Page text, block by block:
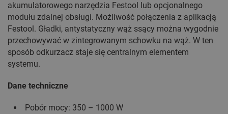
akumulatorowego narzędzia Festool lub opcjonalnego
modułu zdalnej obsługi. Możliwość połączenia z aplikacją
Festool. Gładki, antystatyczny wąż ssący można wygodnie
przechowywać w zintegrowanym schowku na wąż. W ten
sposób odkurzacz staje się centralnym elementem
systemu.
Dane techniczne
Pobór mocy: 350 – 1000 W